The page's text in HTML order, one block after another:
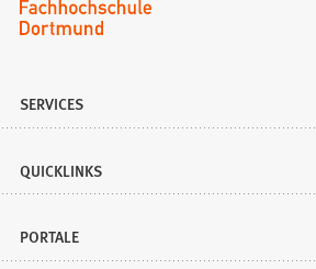
SERVICES
QUICKLINKS
PORTALE